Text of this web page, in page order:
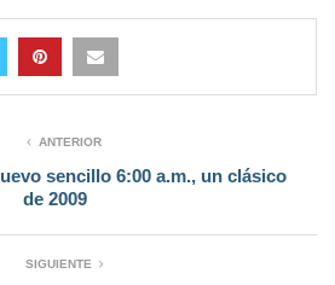
ANTERIOR
sencillo 6:00 a.m., un clásico
de 2009
SIGUIENTE